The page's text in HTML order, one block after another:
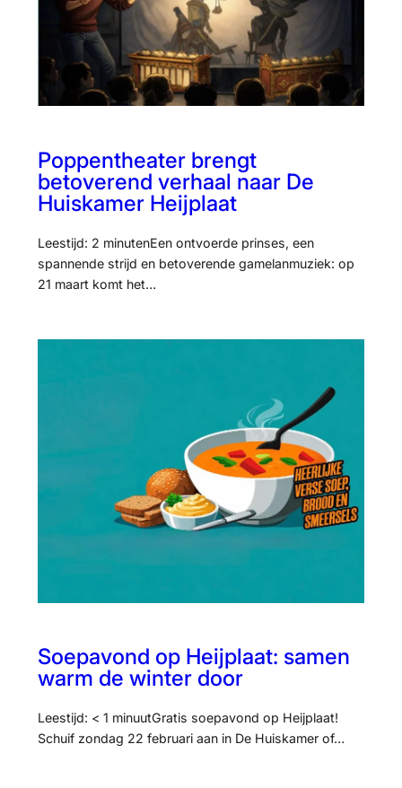
Poppentheater brengt
betoverend verhaal naar De
Huiskamer Heijplaat
Leestijd: 2 minutenEen ontvoerde prinses, een
spannende strijd en betoverende gamelanmuziek: op
21 maart komt het…
Soepavond op Heijplaat: samen
warm de winter door
Leestijd: < 1 minuutGratis soepavond op Heijplaat!
Schuif zondag 22 februari aan in De Huiskamer of…